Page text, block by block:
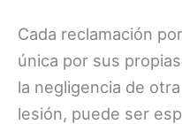
Cada reclamación
única por sus
la negligencia de
lesión, puede ser